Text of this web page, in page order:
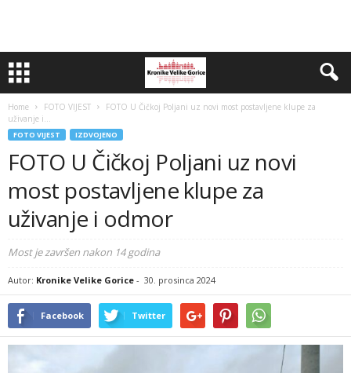
Home FOTO VIJEST
FOTO U Čičkoj Poljani uz novi most postavljene klupe za
uživanje i...
FOTO VIJEST IZDVOJENO
FOTO U Čičkoj Poljani uz novi
most postavljene klupe za
uživanje i odmor
Most je završen nakon 14 godina
Autor: Kronike Velike Gorice - 30. prosinca 2024
Facebook Twitter